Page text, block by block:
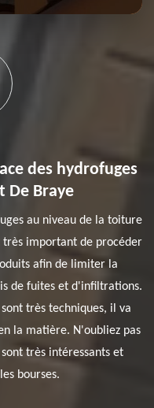
des hydrofuges
De Braye
au niveau de la toiture
important de procéder
afin de limiter la
de fuites et d'infiltrations.
très techniques, il va
la matière. N'oubliez pas
très intéressants et
bourses.